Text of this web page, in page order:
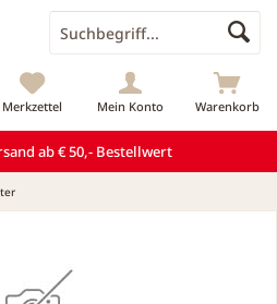
ab € 50,- Bestellwert
Warenkorb
Merkzettel Mein Konto